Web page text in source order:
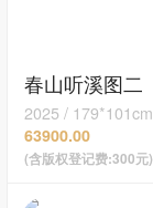
春山听溪图二
2025 / 179*101cm
63900.00
(含版权登记费:300元)